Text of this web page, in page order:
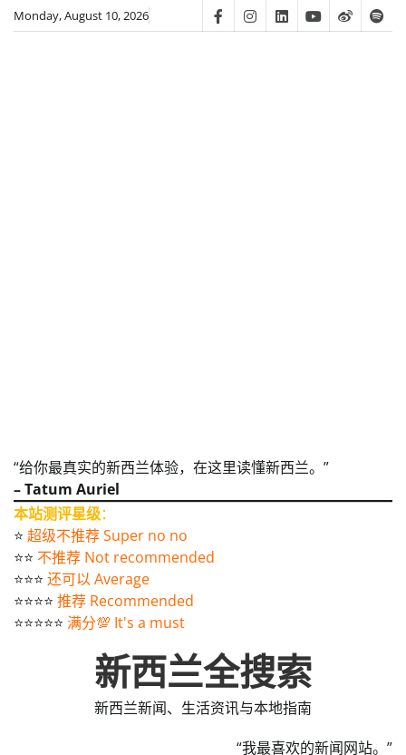
SkipMonday, August 10, 2026 FacebookInstagram
LinkedinYoutube
Weibo
“给你最真实的新西兰体验，在这里读懂新西兰。”
– Tatum Auriel
本站测评星级：
⭐️ 超级不推荐 Super no no
⭐️⭐️ 不推荐 Not recommended
⭐️⭐️⭐️ 还可以 Average
⭐️⭐️⭐️⭐️ 推荐 Recommended
⭐️⭐️⭐️⭐️⭐️ 满分💯 It's a must
新西兰全搜索
新西兰新闻、生活资讯与本地指南
“我最喜欢的新闻网站。”